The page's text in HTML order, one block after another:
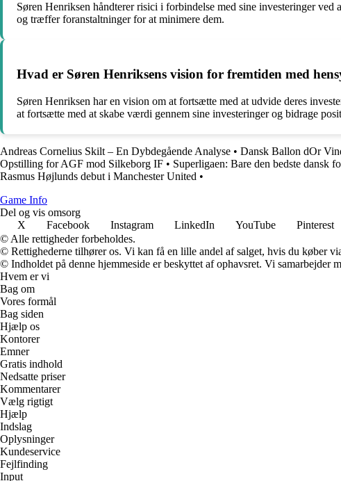
Søren Henriksen håndterer risici i forbindelse med sine investeringer
og træffer foranstaltninger for at minimere dem.
Hvad er Søren Henriksens vision for fremtiden med
Søren Henriksen har en vision om at fortsætte med at udvide deres
at fortsætte med at skabe værdi gennem sine investeringer og bidrage
Andreas Cornelius Skilt – En Dybdegående Analyse • Dansk Ballon dOr
Opstilling for AGF mod Silkeborg IF • Superligaen: Bare den bedste dansk
Rasmus Højlunds debut i Manchester United •
Game Info
Del og vis omsorg
X
Facebook Instagram LinkedIn YouTube Pinterest
© Alle rettigheder forbeholdes.
© Rettighederne tilhører os. Vi kan få en lille andel af salget, hvis du køber
© Indholdet på denne hjemmeside er beskyttet af ophavsret. Vi
Hvem er vi
Bag om
Vores formål
Bag siden
Hjælp os
Kontorer
Emner
Gratis indhold
Nedsatte priser
Kommentarer
Vælg rigtigt
Hjælp
Indslag
Oplysninger
Kundeservice
Fejlfinding
Input